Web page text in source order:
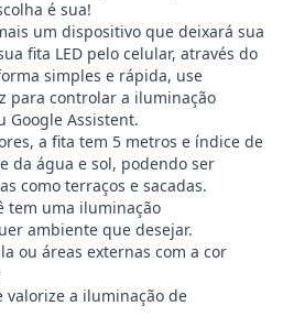
é sua!
um dispositivo que deixará sua
fita LED pelo celular, através do
simples e rápida, use
para controlar a iluminação
Google Assistent.
a fita tem 5 metros e índice de
da água e sol, podendo ser
como terraços e sacadas.
tem uma iluminação
ambiente que desejar.
ou áreas externas com a cor
valorize a iluminação de